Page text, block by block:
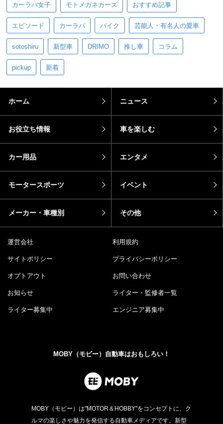
カーラバ女子 モトメガネカーズ おすすめ記事
エピソード カーラバ バイク 芸能人・有名人の愛車
sotoshiru 新型車 DRIMO 推し車 コラム
pickup 新着
ホーム ニュース
お役立ち情報 車を楽しむ
カー用品 エンタメ
モータースポーツ イベント
メーカー・車種別 その他
運営会社 利用規約
サイトポリシー プライバシーポリシー
オプトアウト お問い合わせ
お知らせ ライター・監修者一覧
ライター募集中 エンジニア募集中
MOBY（モビー）自動車はおもしろい！
MOBY（モビー）は"MOTOR＆HOBBY"をコンセプトに、ク
ルマの楽しさや魅力を発信する自動車メディアです。新型